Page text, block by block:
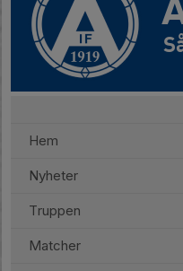
Hem
Nyheter
Truppen
Matcher